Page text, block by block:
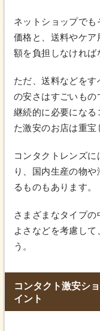
ネットショップで
価格と、送料やケア
額を負担しなければ
ただ、送料などを
の安さはすごいもの
継続的に必要になる
た激安のお店は重宝
コンタクトレンズ
り、国内生産の物
るものもあります。
さまざまなタイプ
よさなどを考慮し
う。
コンタクト激安シ
イント